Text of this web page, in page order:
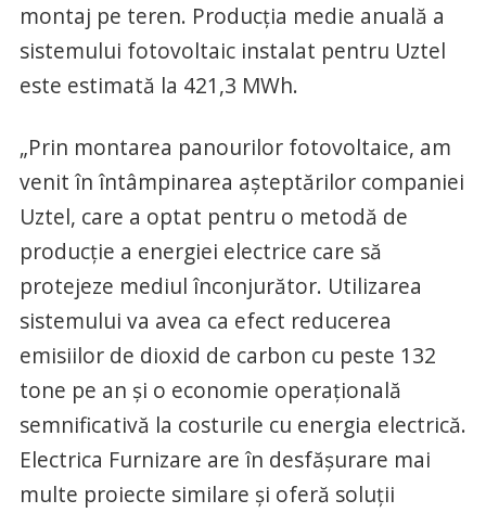
montaj pe teren. Producţia medie anuală a
sistemului fotovoltaic instalat pentru Uztel
este estimată la 421,3 MWh.
„Prin montarea panourilor fotovoltaice, am
venit în întâmpinarea aşteptărilor companiei
Uztel, care a optat pentru o metodă de
producţie a energiei electrice care să
protejeze mediul înconjurător. Utilizarea
sistemului va avea ca efect reducerea
emisiilor de dioxid de carbon cu peste 132
tone pe an şi o economie operaţională
semnificativă la costurile cu energia electrică.
Electrica Furnizare are în desfăşurare mai
multe proiecte similare şi oferă soluţii